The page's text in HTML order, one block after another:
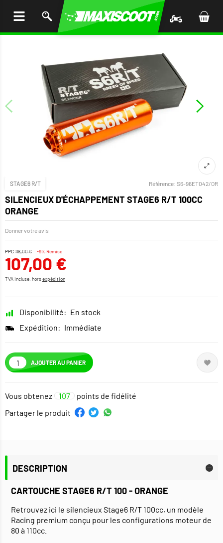
STAGE6 R/T Référence: S6-96ET042/OR
SILENCIEUX D'ÉCHAPPEMENT STAGE6 R/T 100CC
ORANGE
Donner votre avis
PPC118,00 € -9% Remise
107,00 €
TVA incluse, horsexpédition
Disponibilité: En stock
Expédition: Immédiate
AJOUTER AU PANIER
Vous obtenez 107
points de fidélité
Partager le produit
DESCRIPTION
CARTOUCHE STAGE6 R/T 100 - ORANGE
Retrouvez ici le silencieux Stage6 R/T 100cc, un modèle
Racing premium conçu pour les configurations moteur de
80 à 110cc.